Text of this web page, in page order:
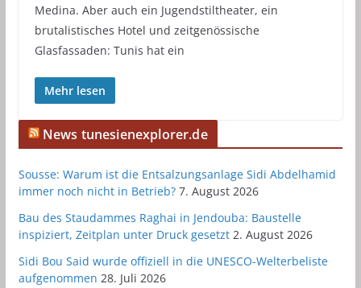
Medina. Aber auch ein Jugendstiltheater, ein
brutalistisches Hotel und zeitgenössische
Glasfassaden: Tunis hat ein
Mehr lesen
News tunesienexplorer.de
Sousse: Warum ist die Entsalzungsanlage Sidi Abdelhamid
immer noch nicht in Betrieb? 7. August 2026
Bau des Staudammes Raghai in Jendouba: Baustelle
inspiziert, Zeitplan unter Druck gesetzt 2. August 2026
Sidi Bou Said wurde offiziell in die UNESCO-Welterbeliste
aufgenommen 28. Juli 2026